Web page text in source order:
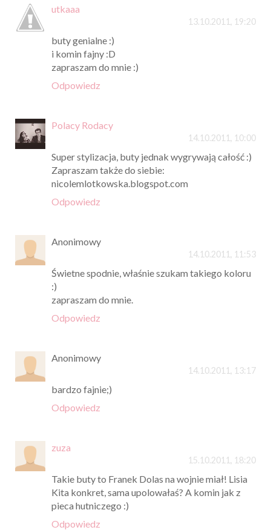
utkaaa
13.10.2011, 19:20
buty genialne :)
i komin fajny :D
zapraszam do mnie :)
Odpowiedz
Polacy Rodacy
14.10.2011, 10:00
Super stylizacja, buty jednak wygrywają całość :)
Zapraszam także do siebie:
nicolemlotkowska.blogspot.com
Odpowiedz
Anonimowy
14.10.2011, 11:53
Świetne spodnie, właśnie szukam takiego koloru
:)
zapraszam do mnie.
Odpowiedz
Anonimowy
14.10.2011, 13:17
bardzo fajnie;)
Odpowiedz
zuza
15.10.2011, 18:20
Takie buty to Franek Dolas na wojnie miał! Lisia
Kita konkret, sama upolowałaś? A komin jak z
pieca hutniczego :)
Odpowiedz